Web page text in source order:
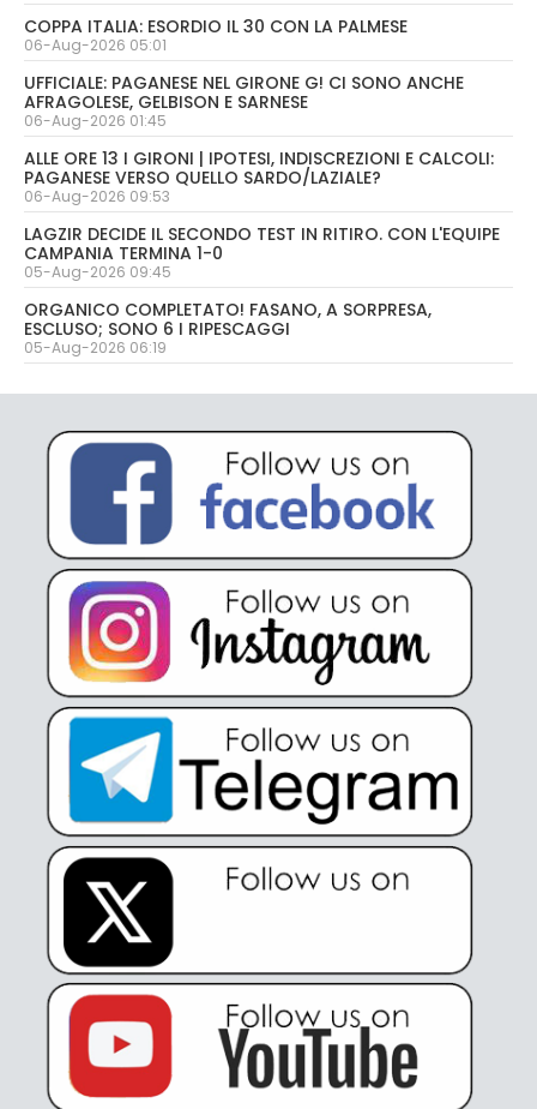
COPPA ITALIA: ESORDIO IL 30 CON LA PALMESE
06-Aug-2026 05:01
UFFICIALE: PAGANESE NEL GIRONE G! CI SONO ANCHE
AFRAGOLESE, GELBISON E SARNESE
06-Aug-2026 01:45
ALLE ORE 13 I GIRONI | IPOTESI, INDISCREZIONI E CALCOLI:
PAGANESE VERSO QUELLO SARDO/LAZIALE?
06-Aug-2026 09:53
LAGZIR DECIDE IL SECONDO TEST IN RITIRO. CON L'EQUIPE
CAMPANIA TERMINA 1-0
05-Aug-2026 09:45
ORGANICO COMPLETATO! FASANO, A SORPRESA,
ESCLUSO; SONO 6 I RIPESCAGGI
05-Aug-2026 06:19